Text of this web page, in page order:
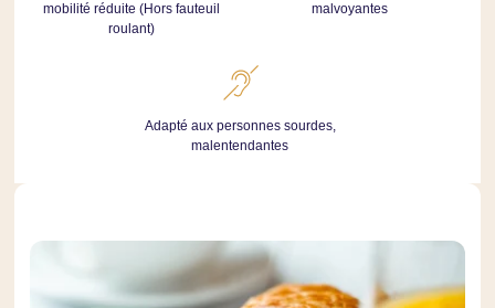
mobilité réduite (Hors fauteuil
roulant)
malvoyantes
Adapté aux personnes sourdes,
malentendantes